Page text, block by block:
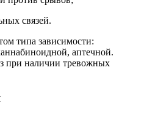
связей.
типа зависимости:
аптечной.
при наличии тревожных